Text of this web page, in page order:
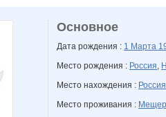
Основное
Дата рождения : 1 Марта
Место рождения : Россия,
Место нахождения : Россия
Место проживания :